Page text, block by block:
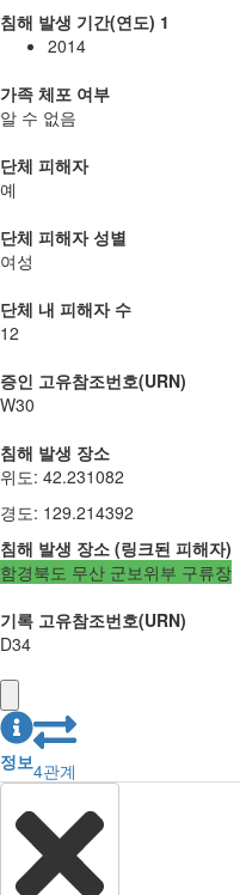
침해 발생 기간(연도) 1
2014
가족 체포 여부
알 수 없음
단체 피해자
예
단체 피해자 성별
여성
단체 내 피해자 수
12
증인 고유참조번호(URN)
W30
침해 발생 장소
위도: 42.231082
경도: 129.214392
침해 발생 장소 (링크된 피해자)
함경북도 무산 군보위부 구류장
기록 고유참조번호(URN)
D34
정보4관계